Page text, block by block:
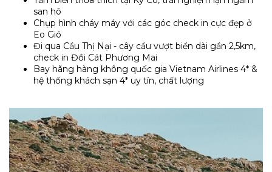
san hô
Chụp hình cháy máy với các góc check in cực đẹp ở
Eo Gió
Đi qua Cầu Thị Nại - cây cầu vượt biển dài gần 2,5km,
check in Đồi Cát Phương Mai
Bay hãng hàng không quốc gia Vietnam Airlines 4* &
hệ thống khách sạn 4* uy tín, chất lượng